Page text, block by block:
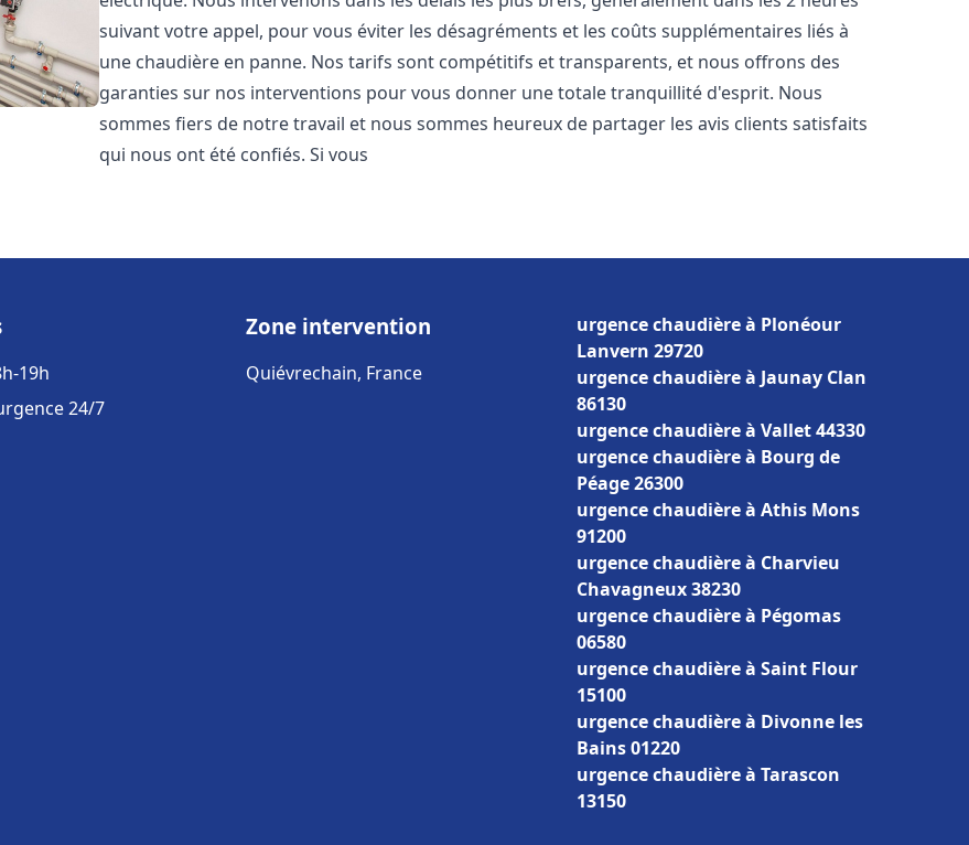
suivant votre appel, pour vous éviter les désagréments et les coûts supplémentaires liés à
une chaudière en panne. Nos tarifs sont compétitifs et transparents, et nous offrons des
garanties sur nos interventions pour vous donner une totale tranquillité d'esprit. Nous
sommes fiers de notre travail et nous sommes heureux de partager les avis clients satisfaits
qui nous ont été confiés. Si vous
19h
24/7
Zone intervention
Quiévrechain, France
urgence chaudière à Plonéour
Lanvern 29720
urgence chaudière à Jaunay Clan
86130
urgence chaudière à Vallet 44330
urgence chaudière à Bourg de
Péage 26300
urgence chaudière à Athis Mons
91200
urgence chaudière à Charvieu
Chavagneux 38230
urgence chaudière à Pégomas
06580
urgence chaudière à Saint Flour
15100
urgence chaudière à Divonne les
Bains 01220
urgence chaudière à Tarascon
13150